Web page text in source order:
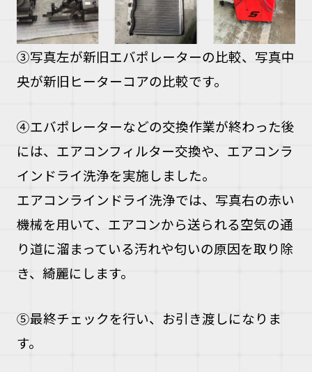
③写真左が新旧エバポレーターの比較、写真中
央が新旧ヒーターコアの比較です。
④エバポレーターなどの交換作業が終わった後
には、エアコンフィルター交換や、エアコンラ
インドライ洗浄を実施しました。
エアコンラインドライ洗浄では、写真右の赤い
機械を用いて、エアコンから送られる空気の通
り道に溜まっている汚れや匂いの原因を取り除
き、綺麗にします。
⑤最終チェックを行い、お引き渡しになりま
す。